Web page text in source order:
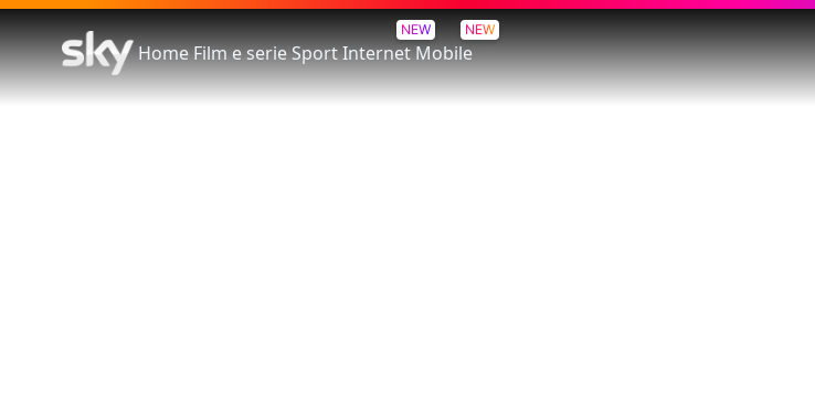
HomeFilm e serieSport
NEW
Internet
NEW
Mobile